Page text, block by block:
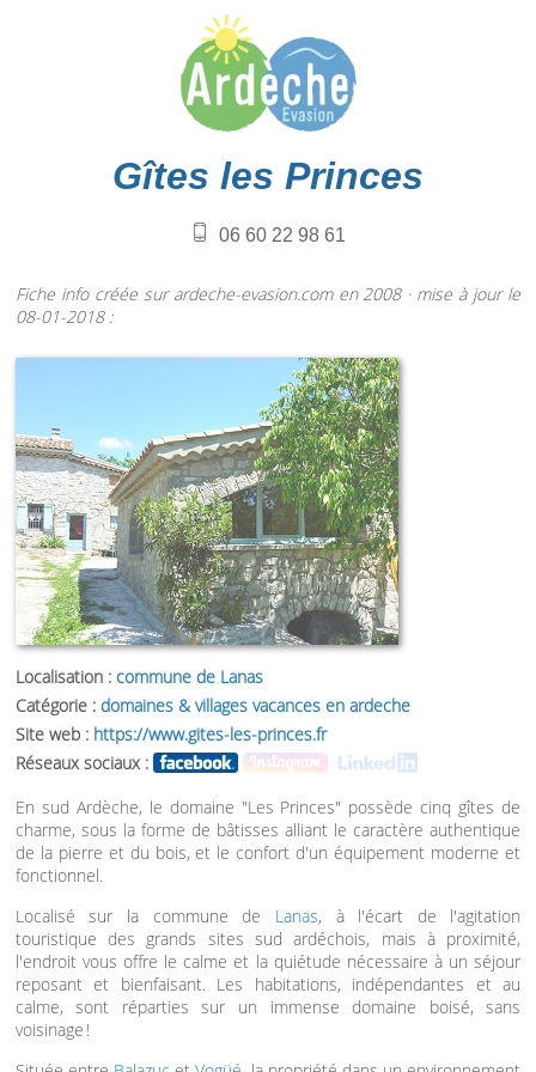
Gîtes les Princes
06 60 22 98 61
Fiche info créée sur ardeche-evasion.com en 2008 · mise à jour le
08-01-2018 :
Localisation : commune de Lanas
Catégorie : domaines & villages vacances en ardeche
Site web : https://www.gites-les-princes.fr
Réseaux sociaux :
En sud Ardèche, le domaine "Les Princes" possède cinq gîtes de
charme, sous la forme de bâtisses alliant le caractère authentique
de la pierre et du bois, et le confort d'un équipement moderne et
fonctionnel.
Localisé sur la commune de Lanas, à l'écart de l'agitation
touristique des grands sites sud ardéchois, mais à proximité,
l'endroit vous offre le calme et la quiétude nécessaire à un séjour
reposant et bienfaisant. Les habitations, indépendantes et au
calme, sont réparties sur un immense domaine boisé, sans
voisinage !